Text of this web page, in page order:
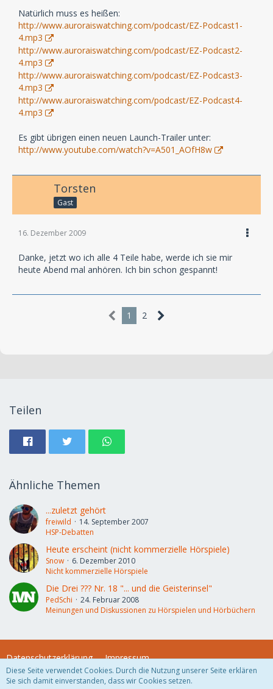
noch 2 Tage!
Natürlich muss es heißen:
http://www.auroraiswatching.com/podcast/EZ-Podcast1-
4.mp3
http://www.auroraiswatching.com/podcast/EZ-Podcast2-
4.mp3
http://www.auroraiswatching.com/podcast/EZ-Podcast3-
4.mp3
http://www.auroraiswatching.com/podcast/EZ-Podcast4-
4.mp3
Es gibt übrigen einen neuen Launch-Trailer unter:
http://www.youtube.com/watch?v=A501_AOfH8w
Torsten
Gast
16. Dezember 2009
Danke, jetzt wo ich alle 4 Teile habe, werde ich sie mir
heute Abend mal anhören. Ich bin schon gespannt!
1 2
Teilen
Ähnliche Themen
...zuletzt gehört
freiwild
14. September 2007
HSP-Debatten
Heute erscheint (nicht kommerzielle Hörspiele)
Snow
6. Dezember 2010
Nicht kommerzielle Hörspiele
Die Drei ??? Nr. 18 "... und die Geisterinsel"
PedSchi
24. Februar 2008
Meinungen und Diskussionen zu Hörspielen und Hörbüchern
Datenschutzerklärung Impressum
Diese Seite verwendet Cookies. Durch die Nutzung unserer Seite erklären
Sie sich damit einverstanden, dass wir Cookies setzen.